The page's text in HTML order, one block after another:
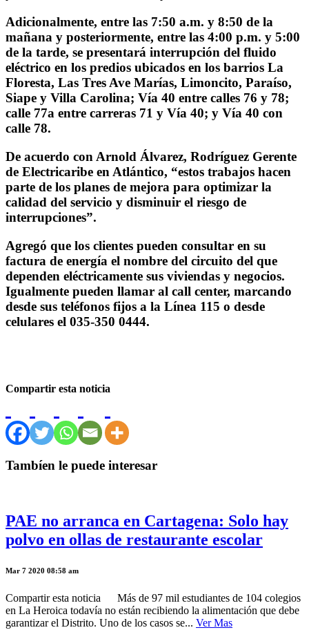
Adicionalmente, entre las 7:50 a.m. y 8:50 de la
mañana y posteriormente, entre las 4:00 p.m. y 5:00
de la tarde, se presentará interrupción del fluido
eléctrico en los predios ubicados en los barrios La
Floresta, Las Tres Ave Marías, Limoncito, Paraíso,
Siape y Villa Carolina; Vía 40 entre calles 76 y 78;
calle 77a entre carreras 71 y Vía 40; y Vía 40 con
calle 78.
De acuerdo con Arnold Álvarez, Rodríguez Gerente
de Electricaribe en Atlántico, “estos trabajos hacen
parte de los planes de mejora para optimizar la
calidad del servicio y disminuir el riesgo de
interrupciones”.
Agregó que los clientes pueden consultar en su
factura de energía el nombre del circuito del que
dependen eléctricamente sus viviendas y negocios.
Igualmente pueden llamar al call center, marcando
desde sus teléfonos fijos a la Línea 115 o desde
celulares el 035-350 0444.
Compartir esta noticia
Tambíen le puede interesar
PAE no arranca en Cartagena: Solo hay
polvo en ollas de restaurante escolar
Mar 7 2020 08:58 am
Compartir esta noticia Más de 97 mil estudiantes de 104 colegios
en La Heroica todavía no están recibiendo la alimentación que debe
garantizar el Distrito. Uno de los casos se... Ver Mas